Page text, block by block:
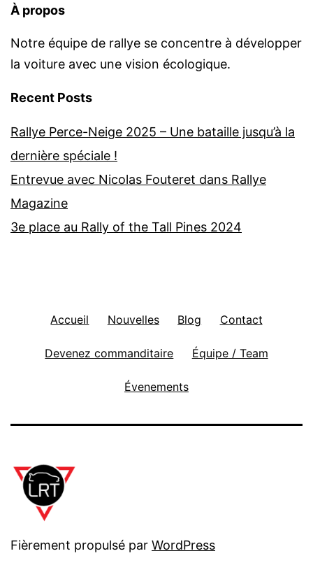
À propos
Notre équipe de rallye se concentre à développer
la voiture avec une vision écologique.
Recent Posts
Rallye Perce-Neige 2025 – Une bataille jusqu’à la
dernière spéciale !
Entrevue avec Nicolas Fouteret dans Rallye
Magazine
3e place au Rally of the Tall Pines 2024
Accueil Nouvelles Blog Contact
Devenez commanditaire Équipe / Team
Évenements
Fièrement propulsé par WordPress